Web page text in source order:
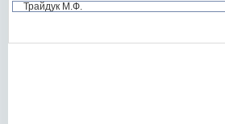
Трайдук М.Ф.